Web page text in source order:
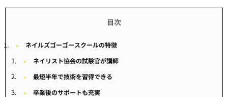
ネイルズゴーゴースクールの特徴
ネイリスト協会の試験官が講師
最短半年で技術を習得できる
卒業後のサポートも充実